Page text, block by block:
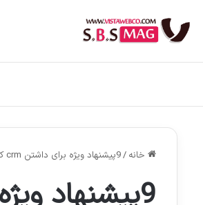
خانه /9پیشنهاد ویژه برای داشتن crm کارستان!
9پیشنهاد ویژه برای داشتن crm کارستان!